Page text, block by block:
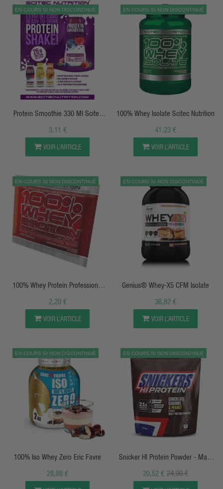
EN COURS SI NON DISCONTINUÉ
APERÇU RAPIDE
Protein Smoothie 330 Ml Scitec
Nutrition
3,11 €
VOIR L’ARTICLE
EN COURS SI NON DISCONTINUÉ
APERÇU RAPIDE
100% Whey Isolate Scitec Nutrition
41,23 €
VOIR L’ARTICLE
EN COURS SI NON DISCONTINUÉ
APERÇU RAPIDE
100% Whey Protein Professional
SCITEC
2,20 €
VOIR L’ARTICLE
EN COURS SI NON DISCONTINUÉ
APERÇU RAPIDE
Genius® Whey-X5 CFM Isolate
36,82 €
VOIR L’ARTICLE
EN COURS SI NON DISCONTINUÉ
APERÇU RAPIDE
100% Iso Whey Zero Eric Favre
28,88 €
EN COURS SI NON DISCONTINUÉ
APERÇU RAPIDE
Snicker HI Protein Powder - Mars
Inc24,90 €
20,52 €